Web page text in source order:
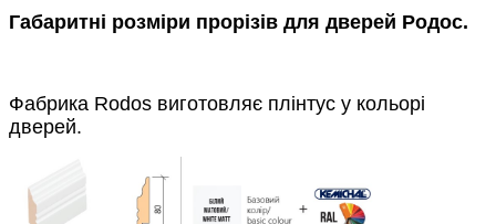
Габаритні розміри прорізів для дверей Родос.
Фабрика Rodos виготовляє плінтус у кольорі
дверей.